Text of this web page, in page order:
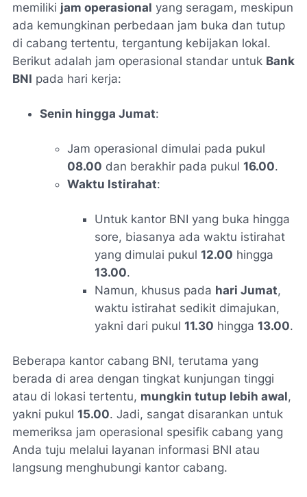
memiliki jam operasional yang seragam, meskipun
ada kemungkinan perbedaan jam buka dan tutup
di cabang tertentu, tergantung kebijakan lokal.
Berikut adalah jam operasional standar untuk Bank
BNI pada hari kerja:
Senin hingga Jumat:
Jam operasional dimulai pada pukul
08.00 dan berakhir pada pukul 16.00.
Waktu Istirahat:
Untuk kantor BNI yang buka hingga
sore, biasanya ada waktu istirahat
yang dimulai pukul 12.00 hingga
13.00.
Namun, khusus pada hari Jumat,
waktu istirahat sedikit dimajukan,
yakni dari pukul 11.30 hingga 13.00.
Beberapa kantor cabang BNI, terutama yang
berada di area dengan tingkat kunjungan tinggi
atau di lokasi tertentu, mungkin tutup lebih awal,
yakni pukul 15.00. Jadi, sangat disarankan untuk
memeriksa jam operasional spesifik cabang yang
Anda tuju melalui layanan informasi BNI atau
langsung menghubungi kantor cabang.